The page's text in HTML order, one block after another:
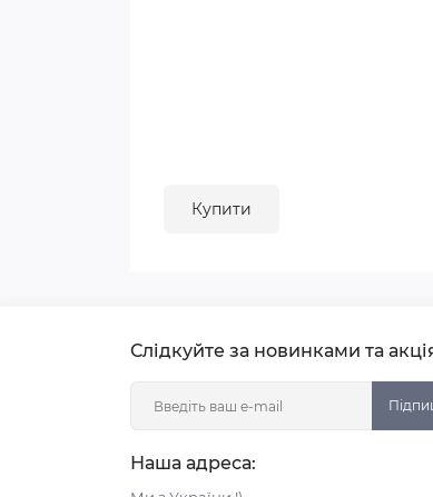
Купити
Слідкуйте за новинками та
Наша адреса: